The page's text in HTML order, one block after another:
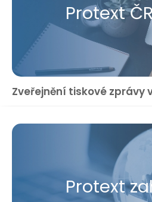
Protext
Zveřejnění tiskové zprávy
Protext